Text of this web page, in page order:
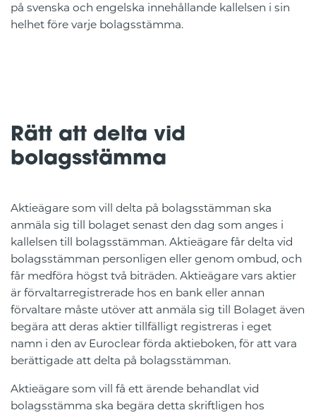
på svenska och engelska innehållande kallelsen i sin
helhet före varje bolagsstämma.
Rätt att delta vid
bolagsstämma
Aktieägare som vill delta på bolagsstämman ska
anmäla sig till bolaget senast den dag som anges i
kallelsen till bolagsstämman. Aktieägare får delta vid
bolagsstämman personligen eller genom ombud, och
får medföra högst två biträden. Aktieägare vars aktier
är förvaltarregistrerade hos en bank eller annan
förvaltare måste utöver att anmäla sig till Bolaget även
begära att deras aktier tillfälligt registreras i eget
namn i den av Euroclear förda aktieboken, för att vara
berättigade att delta på bolagsstämman.
Aktieägare som vill få ett ärende behandlat vid
bolagsstämma ska begära detta skriftligen hos